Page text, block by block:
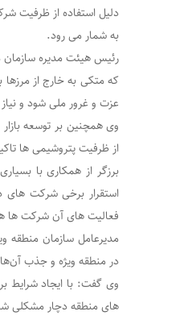
دلیل استفاده از ظرفیت
به شمار می رود.
رئیس هیئت مدیره سازمان
که متکی به خارج از
عزت و غرور ملی شود و
وی همچنین بر توسعه
از ظرفیت پتروشیمی ها
برزگر از همکاری با
استقرار برخی شرکت های
فعالیت های آن شرکت ها
مدیرعامل سازمان
در منطقه ویژه و جذب
وی گفت: با ایجاد شرایط
های منطقه دچار مشکلی